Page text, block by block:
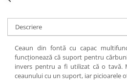
Descriere
Ceaun din fontă cu capac
funcționează că suport pentru
invers pentru a fi utilizat că o tavă.
ceaunului cu un suport, iar picioarele